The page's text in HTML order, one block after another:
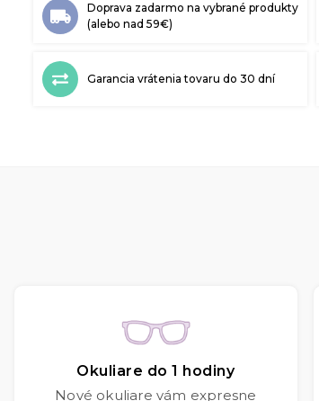
Doprava zadarmo na vybrané produkty
(alebo nad 59€)
Garancia vrátenia tovaru do 30 dní
Okuliare do 1 hodiny
Nové okuliare vám expresne